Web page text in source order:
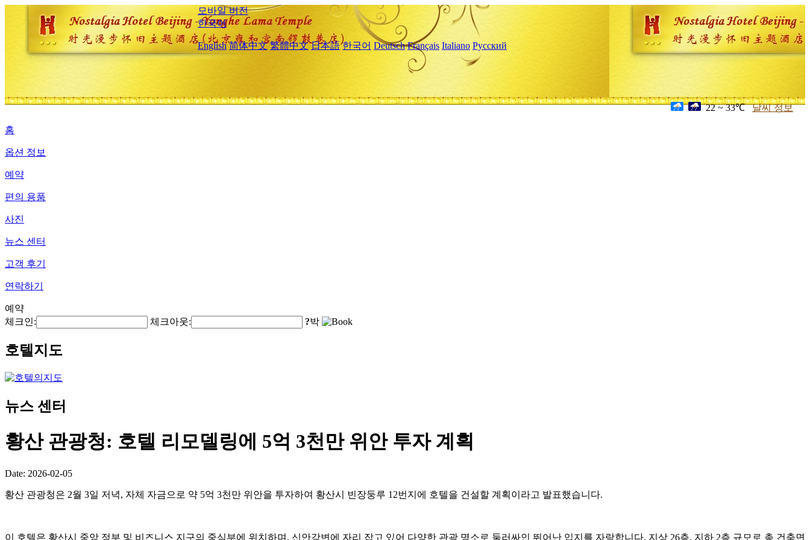
모바일 버전
한국어
English 简体中文 繁體中文 日本語 한국어 Deutsch Français Italiano Русский
22 ~ 33℃ 날씨 정보
홈
옵션 정보
예약
편의 용품
사진
뉴스 센터
고객 후기
연락하기
예약
체크인:
체크아웃: ?박
호텔지도
뉴스 센터
황산 관광청: 호텔 리모델링에 5억 3천만 위안 투자 계획
Date: 2026-02-05
황산 관광청은 2월 3일 저녁, 자체 자금으로 약 5억 3천만 위안을 투자하여 황산시 빈장둥루 12번지에 호텔을 건설할 계획이라고 발표했습니다.
이 호텔은 황산시 중앙 정부 및 비즈니스 지구의 중심부에 위치하며, 신안강변에 자리 잡고 있어 다양한 관광 명소로 둘러싸인 뛰어난 입지를 자랑합니다. 지상 26층, 지하 2층 규모로 총 건축면